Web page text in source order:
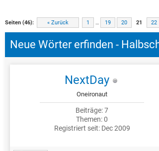
Seiten (46): « Zurück 1 … 19 20 21 22
16
1
2
3
4
5
Neue Wörter erfinden -
NextDay
Oneironaut
Beiträge: 7
Themen: 0
Registriert seit: Dec 2009